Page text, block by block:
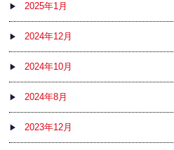
2025年1月
2024年12月
2024年10月
2024年8月
2023年12月